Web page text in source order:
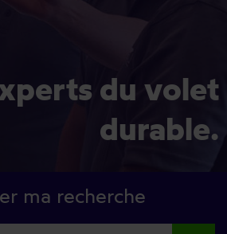
durable.
ma recherche